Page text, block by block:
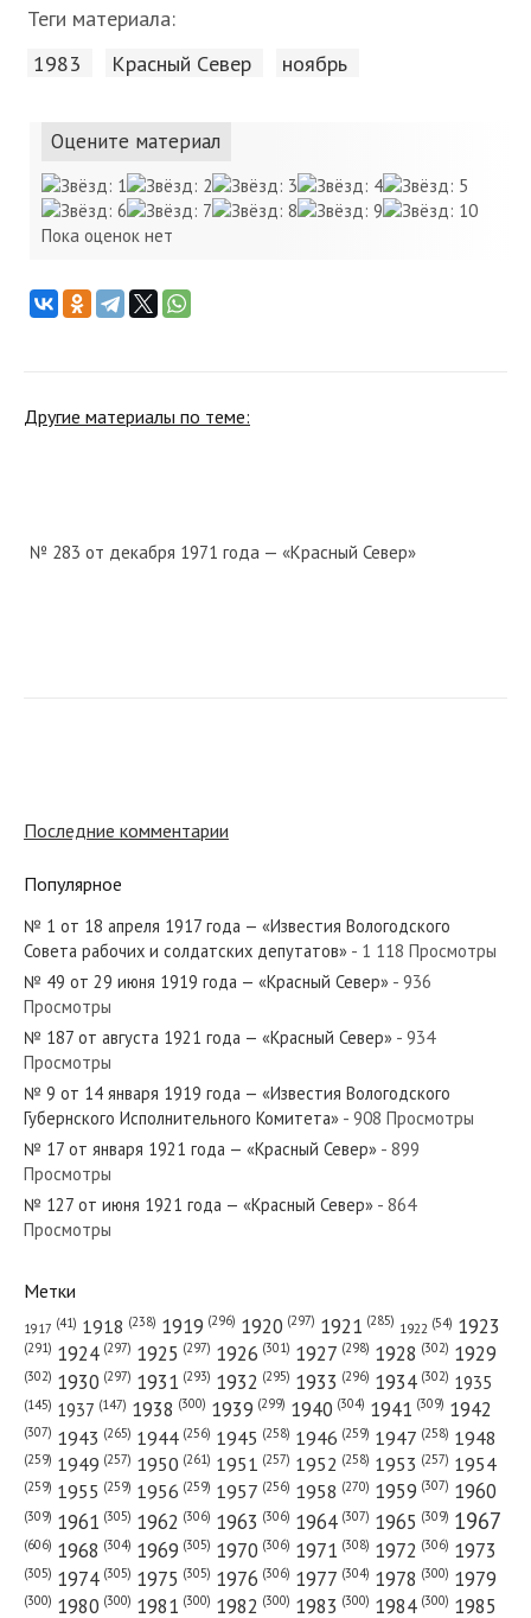
Теги материала:
1983 Красный Cевер ноябрь
Оцените материал
Пока оценок нет
Другие материалы по теме:
№ 283 от декабря 1971 года — «Красный Север»
№ 127 от июня 1959 года — «Красный Север»
№ 286 от декабря 1923 года — «Красный Север»
№ 220 от сентября 1982 года — «Красный Север»
№ 295 от декабря 1938 года — «Красный Север»
№ 78 от апреля 1955 года — «Красный Север»
Последние комментарии
Популярное
№ 1 от 18 апреля 1917 года — «Известия Вологодского
Совета рабочих и солдатских депутатов» - 1 118 Просмотры
№ 49 от 29 июня 1919 года — «Красный Север» - 936
Просмотры
№ 187 от августа 1921 года — «Красный Север» - 934
Просмотры
№ 9 от 14 января 1919 года — «Известия Вологодского
Губернского Исполнительного Комитета» - 908 Просмотры
№ 17 от января 1921 года — «Красный Север» - 899
Просмотры
№ 127 от июня 1921 года — «Красный Север» - 864
Просмотры
Метки
1917 (41) 1918 (238) 1919 (296) 1920 (297) 1921 (285) 1922 (54) 1923
(291) 1924 (297) 1925 (297) 1926 (301) 1927 (298) 1928 (302) 1929
(302) 1930 (297) 1931 (293) 1932 (295) 1933 (296) 1934 (302) 1935
(145) 1937 (147) 1938 (300) 1939 (299) 1940 (304) 1941 (309) 1942
(307) 1943 (265) 1944 (256) 1945 (258) 1946 (259) 1947 (258) 1948
(259) 1949 (257) 1950 (261) 1951 (257) 1952 (258) 1953 (257) 1954
(259) 1955 (259) 1956 (259) 1957 (256) 1958 (270) 1959 (307) 1960
(309) 1961 (305) 1962 (306) 1963 (306) 1964 (307) 1965 (309) 1967
(606) 1968 (304) 1969 (305) 1970 (306) 1971 (308) 1972 (306) 1973
(305) 1974 (305) 1975 (305) 1976 (306) 1977 (304) 1978 (300) 1979
(300) 1980 (300) 1981 (300) 1982 (300) 1983 (300) 1984 (300) 1985